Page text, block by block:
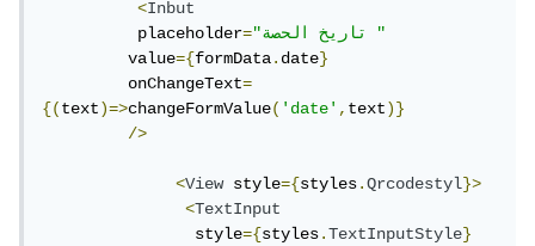
<Inbut
          placeholder
=
"تاريخ الحصة "
         value
={formData.date}
         onChangeText
=
{(text)=>changeFormValue('date',text)}
/>
<View style={styles.Qrcodestyl}>
<TextInput
                style
={styles.TextInputStyle}